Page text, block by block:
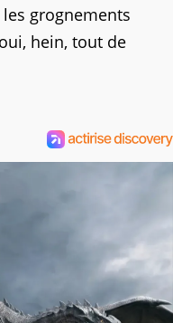
grognements
hein, tout de